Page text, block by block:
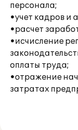
персонала;
•учет кадров и
•расчет
•исчисление
оплаты труда;
•отражение
затратах